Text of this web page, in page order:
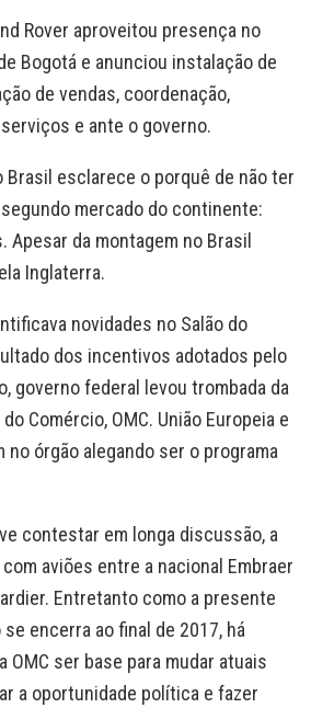
Rover aproveitou presença no
Bogotá e anunciou instalação de
de vendas, coordenação,
e ante o governo.
Brasil esclarece o porquê de não ter
mercado do continente:
Apesar da montagem no Brasil
Inglaterra.
novidades no Salão do
dos incentivos adotados pelo
governo federal levou trombada da
Comércio, OMC. União Europeia e
no órgão alegando ser o programa
contestar em longa discussão, a
aviões entre a nacional Embraer
Entretanto como a presente
encerra ao final de 2017, há
OMC ser base para mudar atuais
a oportunidade política e fazer